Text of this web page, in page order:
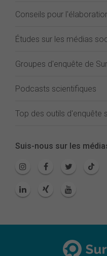
Conseils pour
Études sur les médias
Groupes d'enquête de
Podcasts scientifiques
Top des outils d'enquête
Suis-nous sur les